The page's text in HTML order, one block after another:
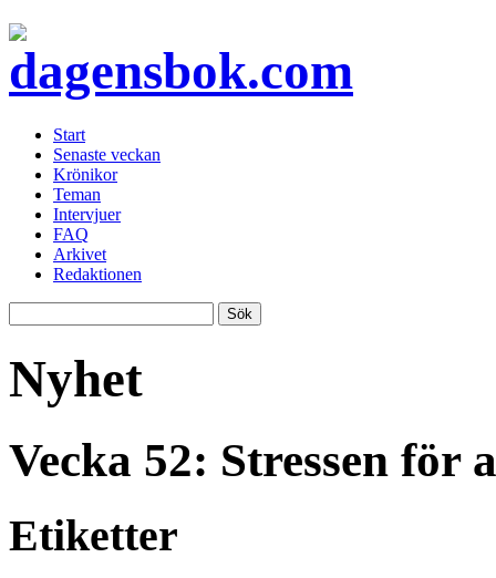
Start
Senaste veckan
Krönikor
Teman
Intervjuer
FAQ
Arkivet
Redaktionen
Nyhet
Vecka 52: Stressen för
Etiketter